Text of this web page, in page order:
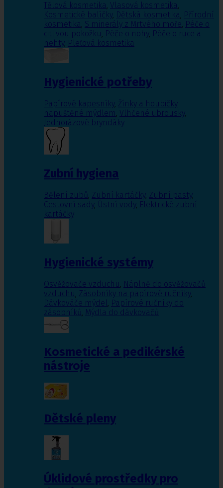
Tělová kosmetika, Vlasová kosmetika,
Kosmetické balíčky, Dětská kosmetika, Přírodní
kosmetika, S minerály z Mrtvého moře, Péče o
citlivou pokožku, Péče o nohy, Péče o ruce a
nehty, Pleťová kosmetika
Hygienické potřeby
Papírové kapesníky, Žínky a houbičky
napuštěné mýdlem, Vlhčené ubrousky,
Jednorázové bryndáky
Zubní hygiena
Bělení zubů, Zubní kartáčky, Zubní pasty,
Cestovní sady, Ústní vody, Elektrické zubní
kartáčky
Hygienické systémy
Osvěžovače vzduchu, Náplně do osvěžovačů
vzduchu, Zásobníky na papírové ručníky,
Dávkováče mýdel, Papírové ručníky do
zásobníků, Mýdla do dávkovačů
Kosmetické a pedikérské
nástroje
Dětské pleny
Úklidové prostředky pro